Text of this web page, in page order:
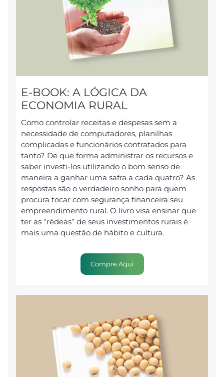
E-BOOK: A LÓGICA DA
ECONOMIA RURAL
Como controlar receitas e despesas sem a
necessidade de computadores, planilhas
complicadas e funcionários contratados para
tanto? De que forma administrar os recursos e
saber investi-los utilizando o bom senso de
maneira a ganhar uma safra a cada quatro? As
respostas são o verdadeiro sonho para quem
procura tocar com segurança financeira seu
empreendimento rural. O livro visa ensinar que
ter as “rédeas” de seus investimentos rurais é
mais uma questão de hábito e cultura.
Compre Aqui